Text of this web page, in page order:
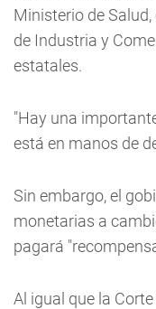
Ministerio de
de Industria y
estatales.
"Hay una
está en manos de
Sin embargo, el
monetarias a
pagará
Al igual que la